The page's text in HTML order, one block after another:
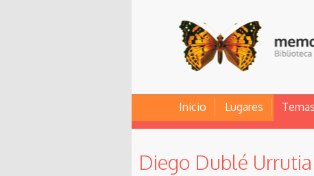
Inicio Lugares Temas
Diego Dublé Urrutia